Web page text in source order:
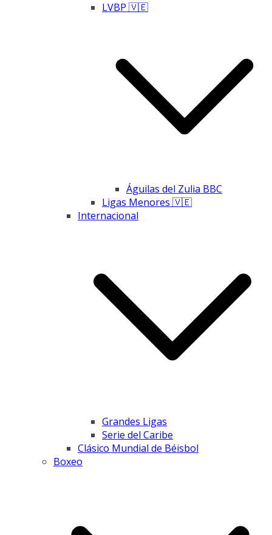
LVBP 🇻🇪
Águilas del Zulia BBC
Ligas Menores 🇻🇪
Internacional
Grandes Ligas
Serie del Caribe
Clásico Mundial de Béisbol
Boxeo